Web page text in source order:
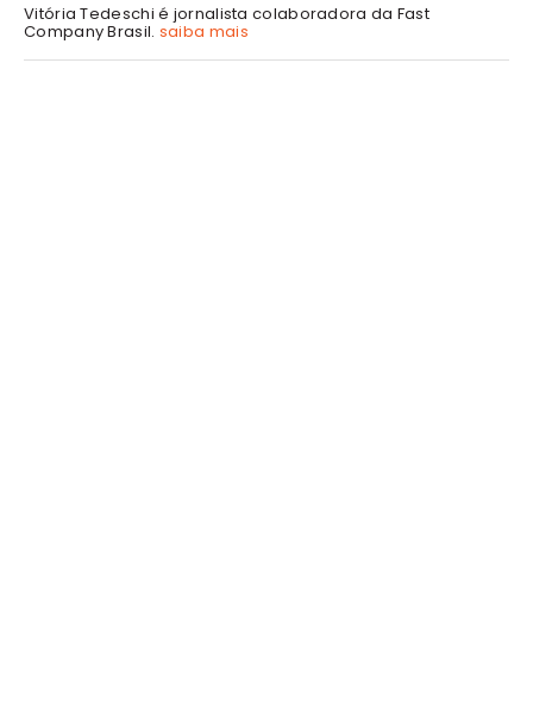
Vitória Tedeschi é jornalista colaboradora da Fast
Company Brasil. saiba mais